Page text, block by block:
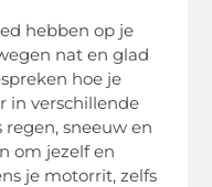
hebben op je
nat en glad
hoe je
in verschillende
sneeuw en
om jezelf en
je motorrit, zelfs